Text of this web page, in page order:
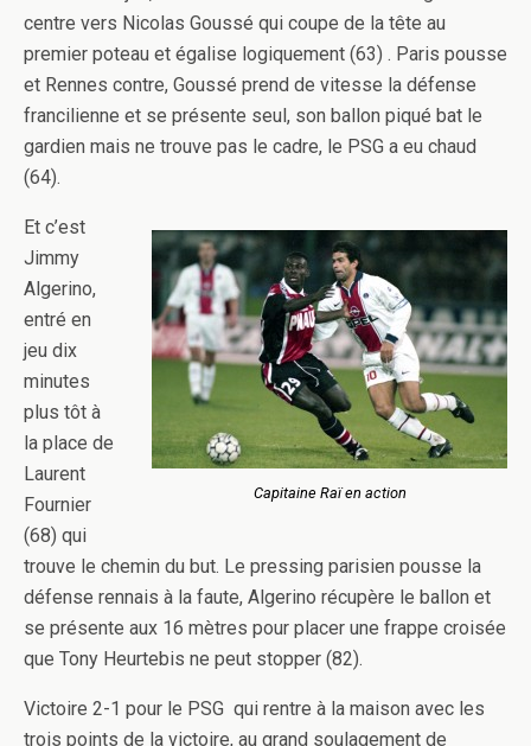
centre vers Nicolas Goussé qui coupe de la tête au
premier poteau et égalise logiquement (63) . Paris pousse
et Rennes contre, Goussé prend de vitesse la défense
francilienne et se présente seul, son ballon piqué bat le
gardien mais ne trouve pas le cadre, le PSG a eu chaud
(64).
Capitaine Raï en action
Et c’est
Jimmy
Algerino,
entré en
jeu dix
minutes
plus tôt à
la place de
Laurent
Fournier
(68) qui
trouve le chemin du but. Le pressing parisien pousse la
défense rennais à la faute, Algerino récupère le ballon et
se présente aux 16 mètres pour placer une frappe croisée
que Tony Heurtebis ne peut stopper (82).
Victoire 2-1 pour le PSG qui rentre à la maison avec les
trois points de la victoire, au grand soulagement de